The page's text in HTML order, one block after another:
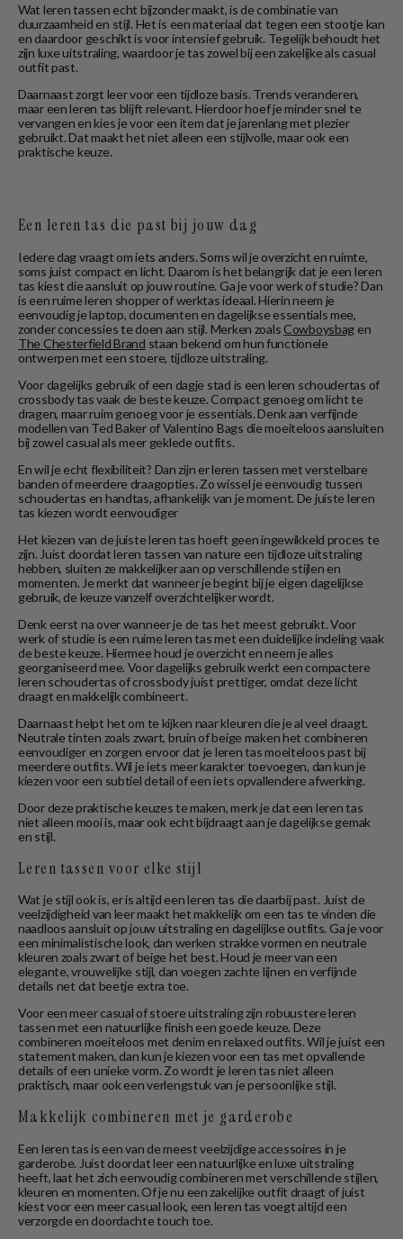
Wat leren tassen echt bijzonder maakt, is de combinatie van
duurzaamheid en stijl. Het is een materiaal dat tegen een stootje kan
en daardoor geschikt is voor intensief gebruik. Tegelijk behoudt het
zijn luxe uitstraling, waardoor je tas zowel bij een zakelijke als casual
outfit past.
Daarnaast zorgt leer voor een tijdloze basis. Trends veranderen,
maar een leren tas blijft relevant. Hierdoor hoef je minder snel te
vervangen en kies je voor een item dat je jarenlang met plezier
gebruikt. Dat maakt het niet alleen een stijlvolle, maar ook een
praktische keuze.
Een leren tas die past bij jouw dag
Iedere dag vraagt om iets anders. Soms wil je overzicht en ruimte,
soms juist compact en licht. Daarom is het belangrijk dat je een leren
tas kiest die aansluit op jouw routine. Ga je voor werk of studie? Dan
is een ruime leren shopper of werktas ideaal. Hierin neem je
eenvoudig je laptop, documenten en dagelijkse essentials mee,
zonder concessies te doen aan stijl. Merken zoals Cowboysbag en
The Chesterfield Brand staan bekend om hun functionele
ontwerpen met een stoere, tijdloze uitstraling.
Voor dagelijks gebruik of een dagje stad is een leren schoudertas of
crossbody tas vaak de beste keuze. Compact genoeg om licht te
dragen, maar ruim genoeg voor je essentials. Denk aan verfijnde
modellen van Ted Baker of Valentino Bags die moeiteloos aansluiten
bij zowel casual als meer geklede outfits.
En wil je echt flexibiliteit? Dan zijn er leren tassen met verstelbare
banden of meerdere draagopties. Zo wissel je eenvoudig tussen
schoudertas en handtas, afhankelijk van je moment. De juiste leren
tas kiezen wordt eenvoudiger
Het kiezen van de juiste leren tas hoeft geen ingewikkeld proces te
zijn. Juist doordat leren tassen van nature een tijdloze uitstraling
hebben, sluiten ze makkelijker aan op verschillende stijlen en
momenten. Je merkt dat wanneer je begint bij je eigen dagelijkse
gebruik, de keuze vanzelf overzichtelijker wordt.
Denk eerst na over wanneer je de tas het meest gebruikt. Voor
werk of studie is een ruime leren tas met een duidelijke indeling vaak
de beste keuze. Hiermee houd je overzicht en neem je alles
georganiseerd mee. Voor dagelijks gebruik werkt een compactere
leren schoudertas of crossbody juist prettiger, omdat deze licht
draagt en makkelijk combineert.
Daarnaast helpt het om te kijken naar kleuren die je al veel draagt.
Neutrale tinten zoals zwart, bruin of beige maken het combineren
eenvoudiger en zorgen ervoor dat je leren tas moeiteloos past bij
meerdere outfits. Wil je iets meer karakter toevoegen, dan kun je
kiezen voor een subtiel detail of een iets opvallendere afwerking.
Door deze praktische keuzes te maken, merk je dat een leren tas
niet alleen mooi is, maar ook echt bijdraagt aan je dagelijkse gemak
en stijl.
Leren tassen voor elke stijl
Wat je stijl ook is, er is altijd een leren tas die daarbij past. Juist de
veelzijdigheid van leer maakt het makkelijk om een tas te vinden die
naadloos aansluit op jouw uitstraling en dagelijkse outfits. Ga je voor
een minimalistische look, dan werken strakke vormen en neutrale
kleuren zoals zwart of beige het best. Houd je meer van een
elegante, vrouwelijke stijl, dan voegen zachte lijnen en verfijnde
details net dat beetje extra toe.
Voor een meer casual of stoere uitstraling zijn robuustere leren
tassen met een natuurlijke finish een goede keuze. Deze
combineren moeiteloos met denim en relaxed outfits. Wil je juist een
statement maken, dan kun je kiezen voor een tas met opvallende
details of een unieke vorm. Zo wordt je leren tas niet alleen
praktisch, maar ook een verlengstuk van je persoonlijke stijl.
Makkelijk combineren met je garderobe
Een leren tas is een van de meest veelzijdige accessoires in je
garderobe. Juist doordat leer een natuurlijke en luxe uitstraling
heeft, laat het zich eenvoudig combineren met verschillende stijlen,
kleuren en momenten. Of je nu een zakelijke outfit draagt of juist
kiest voor een meer casual look, een leren tas voegt altijd een
verzorgde en doordachte touch toe.